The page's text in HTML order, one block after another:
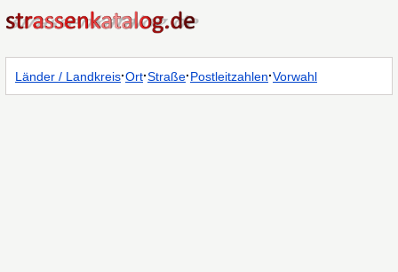
Länder / Landkreis·Ort·Straße·Postleitzahlen·Vorwahl